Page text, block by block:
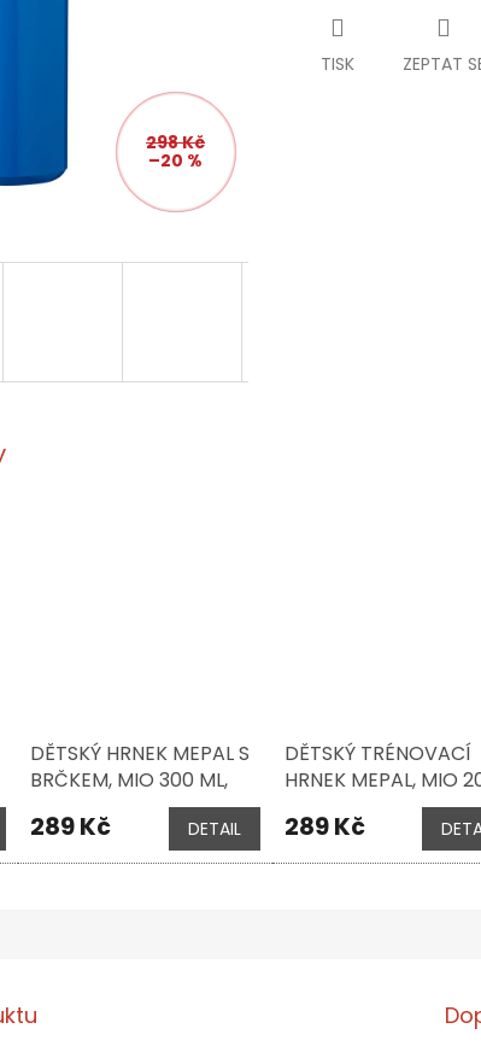
298 Kč
–20 %
TISK ZEPTAT
DĚTSKÝ HRNEK MEPAL S
BRČKEM, MIO 300 ML,
289 Kč DETAIL
DĚTSKÝ TRÉNOVACÍ
HRNEK MEPAL, MIO
289 Kč